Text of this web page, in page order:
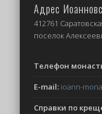
Адрес
412761
поселок
Телефон
E-mail: ioann-
Справки по